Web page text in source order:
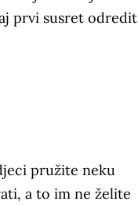
prvi susret
pružite neku
a to im ne želite